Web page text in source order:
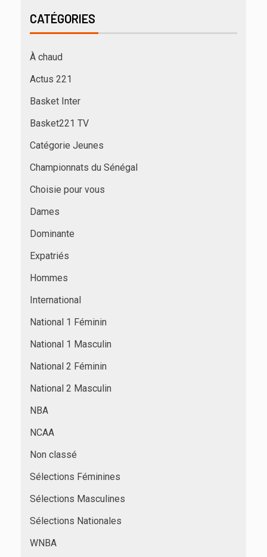
CATÉGORIES
À chaud
Actus 221
Basket Inter
Basket221 TV
Catégorie Jeunes
Championnats du Sénégal
Choisie pour vous
Dames
Dominante
Expatriés
Hommes
International
National 1 Féminin
National 1 Masculin
National 2 Féminin
National 2 Masculin
NBA
NCAA
Non classé
Sélections Féminines
Sélections Masculines
Sélections Nationales
WNBA